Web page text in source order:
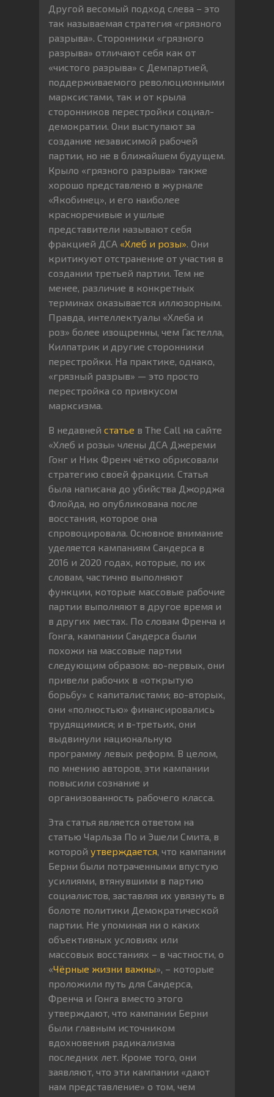
Другой весомый подход слева – это
так называемая стратегия «грязного
разрыва». Сторонники «грязного
разрыва» отличают себя как от
«чистого разрыва» с Демпартией,
поддерживаемого революционными
марксистами, так и от крыла
сторонников перестройки социал-
демократии. Они выступают за
создание независимой рабочей
партии, но не в ближайшем будущем.
Крыло «грязного разрыва» также
хорошо представлено в журнале
«Якобинец», и его наиболее
красноречивые и ушлые
представители называют себя
фракцией ДСА «Хлеб и розы». Они
критикуют отстранение от участия в
создании третьей партии. Тем не
менее, различие в конкретных
терминах оказывается иллюзорным.
Правда, интеллектуалы «Хлеба и
роз» более изощренны, чем Гастелла,
Килпатрик и другие сторонники
перестройки. На практике, однако,
«грязный разрыв» — это просто
перестройка со привкусом
марксизма.
В недавней статье в The Call на сайте
«Хлеб и розы» члены ДСА Джереми
Гонг и Ник Френч чётко обрисовали
стратегию своей фракции. Статья
была написана до убийства Джорджа
Флойда, но опубликована после
восстания, которое она
спровоцировала. Основное внимание
уделяется кампаниям Сандерса в
2016 и 2020 годах, которые, по их
словам, частично выполняют
функции, которые массовые рабочие
партии выполняют в другое время и
в других местах. По словам Френча и
Гонга, кампании Сандерса были
похожи на массовые партии
следующим образом: во-первых, они
привели рабочих в «открытую
борьбу» с капиталистами; во-вторых,
они «полностью» финансировались
трудящимися; и в-третьих, они
выдвинули национальную
программу левых реформ. В целом,
по мнению авторов, эти кампании
повысили сознание и
организованность рабочего класса.
Эта статья является ответом на
статью Чарльза По и Эшели Смита, в
которой утверждается, что кампании
Берни были потраченными впустую
усилиями, втянувшими в партию
социалистов, заставляя их увязнуть в
болоте политики Демократической
партии. Не упоминая ни о каких
объективных условиях или
массовых восстаниях – в частности, о
«Чёрные жизни важны», – которые
проложили путь для Сандерса,
Френча и Гонга вместо этого
утверждают, что кампании Берни
были главным источником
вдохновения радикализма
последних лет. Кроме того, они
заявляют, что эти кампании «дают
нам представление» о том, чем